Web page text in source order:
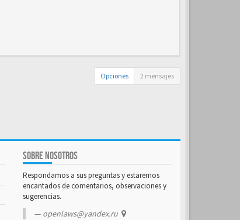
Opciones 2 mensajes
SOBRE NOSOTROS
Respondamos a sus preguntas y estaremos
encantados de comentarios, observaciones y
sugerencias.
openlaws@yandex.ru